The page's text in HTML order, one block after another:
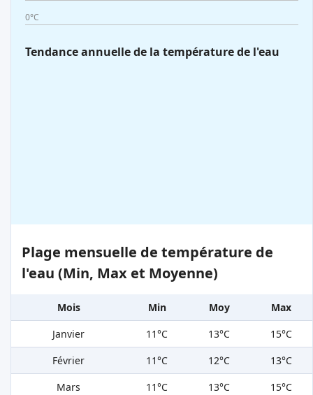
0°C
Tendance annuelle de la température de l'eau
Plage mensuelle de température de
l'eau (Min, Max et Moyenne)
Mois Min Moy
Max
Janvier
11°C 13°C
15°C
Février
11°C 12°C
13°C
Mars
11°C 13°C
15°C